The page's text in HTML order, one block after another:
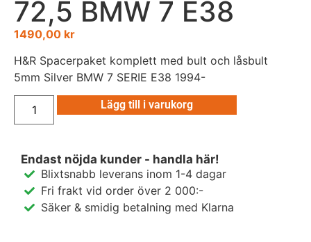
72,5 BMW 7 E38
1490,00 kr
H&R Spacerpaket komplett med bult och låsbult
5mm Silver BMW 7 SERIE E38 1994-
Lägg till i varukorg
Endast nöjda kunder - handla här!
Blixtsnabb leverans inom 1-4 dagar
Fri frakt vid order över 2 000:-
Säker & smidig betalning med Klarna